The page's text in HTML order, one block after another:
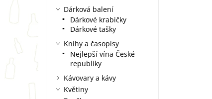
Dárková balení
Dárkové krabičky
Dárkové tašky
Knihy a časopisy
Nejlepší vína České
republiky
Kávovary a kávy
Květiny